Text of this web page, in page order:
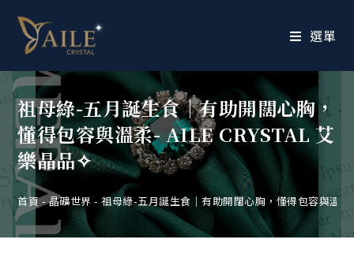
選單
祖母綠-五月誕生食｜有助開闊心胸，
懂得包容與溫柔- AILE CRYSTAL 艾
樂晶品✧
首頁-晶礦世界 -祖母綠-五月誕生食｜有助開闊心胸，懂得包容與溫柔